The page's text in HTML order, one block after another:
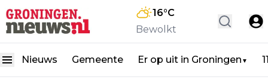
16°C
Bewolkt
Nieuws Gemeente Er op uit in Groningen ▼